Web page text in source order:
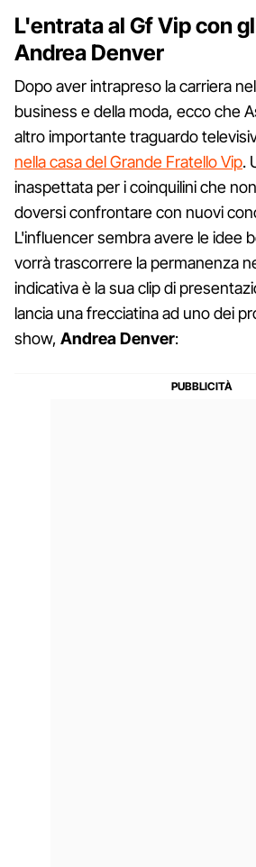
L'entrata al Gf Vip con
Andrea Denver
Dopo aver intrapreso la carriera
business e della moda, ecco che
altro importante traguardo
nella casa del Grande Fratello Vip.
inaspettata per i coinquilini che
doversi confrontare con nuovi
L'influencer sembra avere le idee
vorrà trascorrere la permanenza
indicativa è la sua clip di
lancia una frecciatina ad uno dei
show, Andrea Denver: